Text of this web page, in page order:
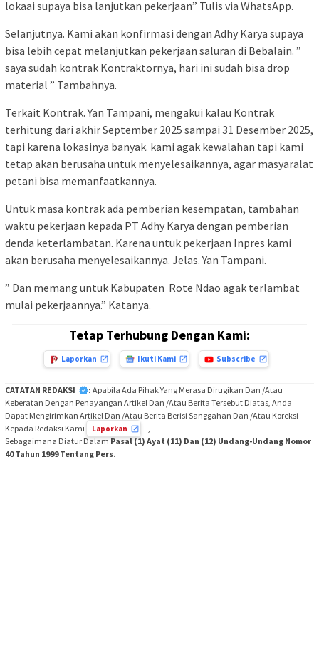
lokaai supaya bisa lanjutkan pekerjaan” Tulis via WhatsApp.
Selanjutnya. Kami akan konfirmasi dengan Adhy Karya supaya
bisa lebih cepat melanjutkan pekerjaan saluran di Bebalain. ”
saya sudah kontrak Kontraktornya, hari ini sudah bisa drop
material ” Tambahnya.
Terkait Kontrak. Yan Tampani, mengakui kalau Kontrak
terhitung dari akhir September 2025 sampai 31 Desember 2025,
tapi karena lokasinya banyak. kami agak kewalahan tapi kami
tetap akan berusaha untuk menyelesaikannya, agar masyaralat
petani bisa memanfaatkannya.
Untuk masa kontrak ada pemberian kesempatan, tambahan
waktu pekerjaan kepada PT Adhy Karya dengan pemberian
denda keterlambatan. Karena untuk pekerjaan Inpres kami
akan berusaha menyelesaikannya. Jelas. Yan Tampani.
” Dan memang untuk Kabupaten Rote Ndao agak terlambat
mulai pekerjaannya.” Katanya.
Tetap Terhubung Dengan Kami:
Laporkan Ikuti Kami Subscribe
CATATAN REDAKSI : Apabila Ada Pihak Yang Merasa Dirugikan Dan /Atau
Keberatan Dengan Penayangan Artikel Dan /Atau Berita Tersebut Diatas, Anda
Dapat Mengirimkan Artikel Dan /Atau Berita Berisi Sanggahan Dan /Atau Koreksi
Kepada Redaksi Kami
Laporkan
Sebagaimana Diatur DalamPasal (1) Ayat (11) Dan (12) Undang-Undang Nomor
40 Tahun 1999 Tentang Pers.